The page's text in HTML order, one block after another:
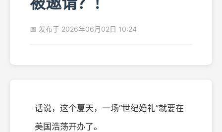
📅 发布于 2026年06月02日 10:24
话说，这个夏天，一场“世纪婚礼”就要在
美国浩荡开办了。